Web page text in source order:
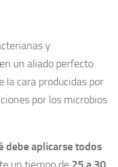
y
un aliado perfecto
la cara producidas por
por los microbios
debe aplicarse todos